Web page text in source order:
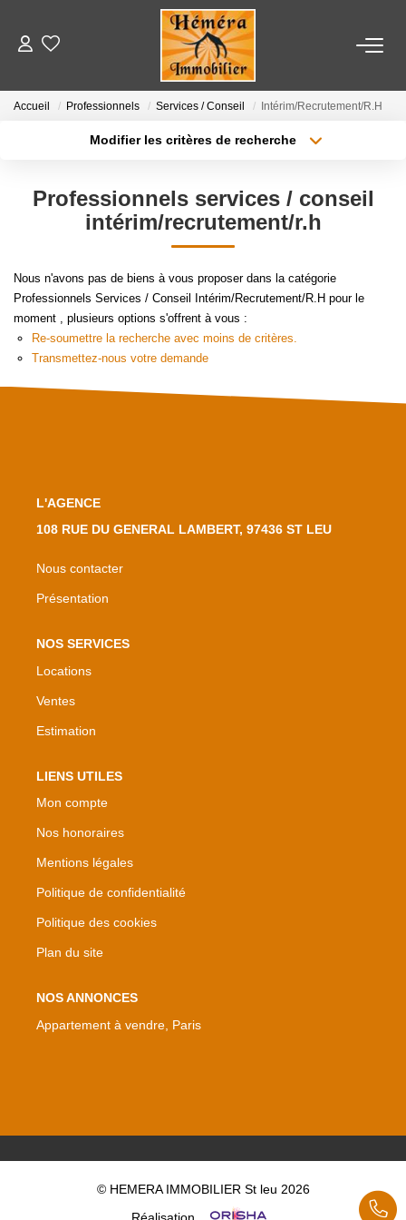
LOCATIONS
VENTES
ESTIMATION
Nos Partenaires
CONTACT
Accueil Professionnels Services / Conseil Intérim/Recrutement/R.H
Modifier les critères de recherche
Surface min Budget max
Professionnels services / conseil
intérim/recrutement/r.h
Nous n'avons pas de biens à vous proposer dans la catégorie
Professionnels Services / Conseil Intérim/Recrutement/R.H pour le
moment , plusieurs options s'offrent à vous :
Re-soumettre la recherche avec moins de critères.
Transmettez-nous votre demande
L'AGENCE
108 RUE DU GENERAL LAMBERT, 97436 ST LEU
Nous contacter
Présentation
NOS SERVICES
Locations
Ventes
Estimation
LIENS UTILES
Mon compte
Nos honoraires
Mentions légales
Politique de confidentialité
Politique des cookies
Plan du site
NOS ANNONCES
Appartement à vendre, Paris
© HEMERA IMMOBILIER St leu 2026
Réalisation